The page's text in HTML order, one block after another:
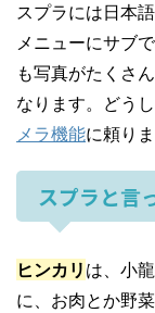
スプラには日本
メニューにサブ
も写真がたくさ
なります。どう
メラ機能に頼りま
スプラと言
ヒンカリ は、小
に、お肉とか野